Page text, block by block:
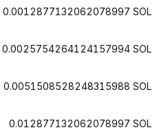
0.0012877132062078997 SOL
0.0025754264124157994 SOL
0.0051508528248315988 SOL
0.012877132062078997 SOL